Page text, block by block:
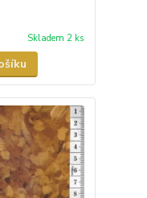
Skladem 2 ks